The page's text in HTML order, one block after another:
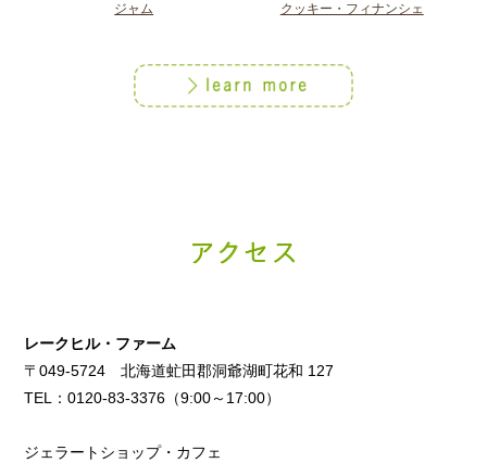
ジャム クッキー・フィナンシェ
レークヒル・ファーム
〒049-5724 北海道虻田郡洞爺湖町花和 127
TEL：0120-83-3376（9:00～17:00）
ジェラートショップ・カフェ